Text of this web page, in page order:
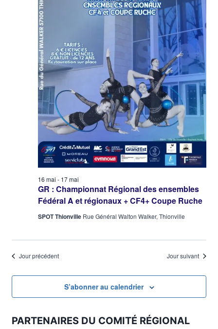
GR : Championnat Régional des ensembles
Fédéral A et régionaux + CF4+ Coupe Ruche
16 mai - 17 mai
SPOT Thionville Rue Général Walton Walker, Thionville
Jour précédent Jour suivant
S’abonner au calendrier
PARTENAIRES DU COMITÉ RÉGIONAL